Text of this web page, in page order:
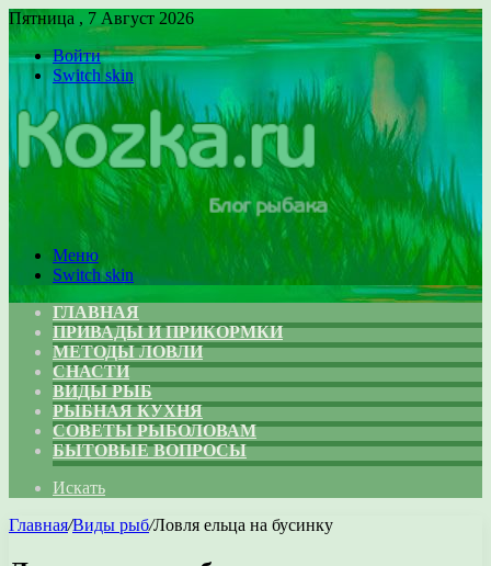
Пятница , 7 Август 2026
Войти
Switch skin
Меню
Switch skin
ГЛАВНАЯ
ПРИВАДЫ И ПРИКОРМКИ
МЕТОДЫ ЛОВЛИ
СНАСТИ
ВИДЫ РЫБ
РЫБНАЯ КУХНЯ
СОВЕТЫ РЫБОЛОВАМ
БЫТОВЫЕ ВОПРОСЫ
Искать
Главная/Виды рыб/Ловля ельца на бусинку